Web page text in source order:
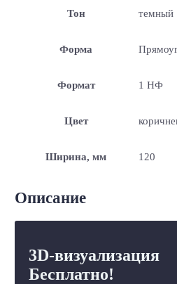
Тон темный
Форма
Формат 1 НФ
Цвет
Ширина, мм 120
Описание
3D-визуализация
Бесплатно!